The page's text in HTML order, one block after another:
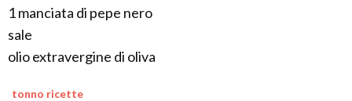
1 manciata di pepe nero
sale
olio extravergine di oliva
tonno ricette